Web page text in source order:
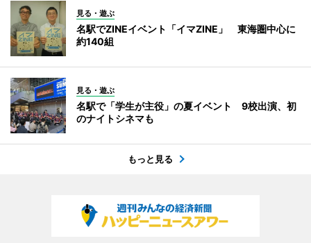
見る・遊ぶ
名駅でZINEイベント「イマZINE」 東海圏中心に
約140組
見る・遊ぶ
名駅で「学生が主役」の夏イベント 9校出演、初
のナイトシネマも
もっと見る